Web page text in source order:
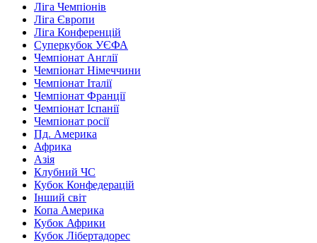
Ліга Чемпіонів
Ліга Європи
Ліга Конференцій
Суперкубок УЄФА
Чемпіонат Англії
Чемпіонат Німеччини
Чемпіонат Італії
Чемпіонат Франції
Чемпіонат Іспанії
Чемпіонат росії
Пд. Америка
Африка
Азія
Клубний ЧС
Кубок Конфедерацій
Інший світ
Копа Америка
Кубок Африки
Кубок Лібертадорес